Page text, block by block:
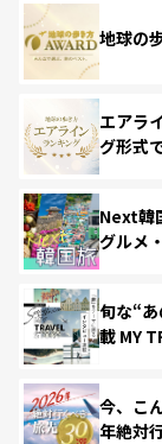
地球の
エアラ
グ形式
Next韓
グルメ
旬な“
載 MY
今、こ
年絶対